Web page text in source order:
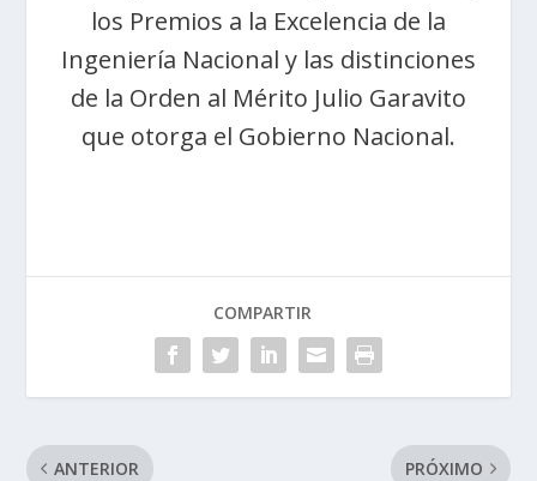
los Premios a la Excelencia de la
Ingeniería Nacional y las distinciones
de la Orden al Mérito Julio Garavito
que otorga el Gobierno Nacional.
COMPARTIR
ANTERIOR PRÓXIMO